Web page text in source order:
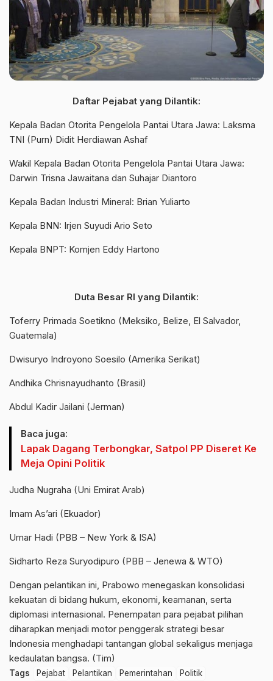
Daftar Pejabat yang Dilantik:
Kepala Badan Otorita Pengelola Pantai Utara Jawa: Laksma
TNI (Purn) Didit Herdiawan Ashaf
Wakil Kepala Badan Otorita Pengelola Pantai Utara Jawa:
Darwin Trisna Jawaitana dan Suhajar Diantoro
Kepala Badan Industri Mineral: Brian Yuliarto
Kepala BNN: Irjen Suyudi Ario Seto
Kepala BNPT: Komjen Eddy Hartono
Duta Besar RI yang Dilantik:
Toferry Primada Soetikno (Meksiko, Belize, El Salvador,
Guatemala)
Dwisuryo Indroyono Soesilo (Amerika Serikat)
Andhika Chrisnayudhanto (Brasil)
Abdul Kadir Jailani (Jerman)
Baca juga:
Lapak Dagang Terbongkar, Satpol PP Diseret Ke
Meja Opini Politik
Judha Nugraha (Uni Emirat Arab)
Imam As’ari (Ekuador)
Umar Hadi (PBB – New York & ISA)
Sidharto Reza Suryodipuro (PBB – Jenewa & WTO)
Dengan pelantikan ini, Prabowo menegaskan konsolidasi
kekuatan di bidang hukum, ekonomi, keamanan, serta
diplomasi internasional. Penempatan para pejabat pilihan
diharapkan menjadi motor penggerak strategi besar
Indonesia menghadapi tantangan global sekaligus menjaga
kedaulatan bangsa. (Tim)
Tags Pejabat Pelantikan Pemerintahan Politik